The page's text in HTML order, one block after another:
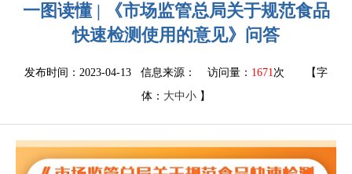
一图读懂 | 《市场监管总局关于规范食品
快速检测使用的意见》问答
发布时间：2023-04-13 信息来源： 访问量： 1671次
【字
体： 大中小 】